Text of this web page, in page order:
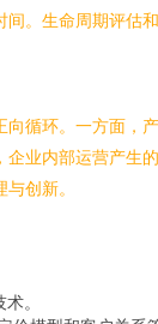
。生命周期评估
循环。一方面，
业内部运营产生
创新。
。